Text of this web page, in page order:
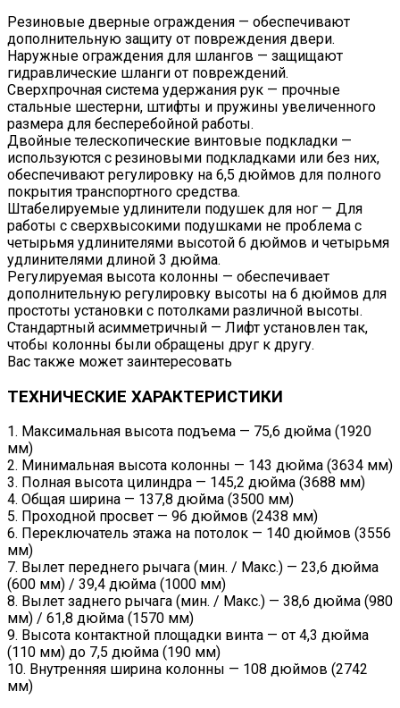
Резиновые дверные ограждения — обеспечивают
дополнительную защиту от повреждения двери.
Наружные ограждения для шлангов — защищают
гидравлические шланги от повреждений.
Сверхпрочная система удержания рук — прочные
стальные шестерни, штифты и пружины увеличенного
размера для бесперебойной работы.
Двойные телескопические винтовые подкладки —
используются с резиновыми подкладками или без них,
обеспечивают регулировку на 6,5 дюймов для полного
покрытия транспортного средства.
Штабелируемые удлинители подушек для ног — Для
работы с сверхвысокими подушками не проблема с
четырьмя удлинителями высотой 6 дюймов и четырьмя
удлинителями длиной 3 дюйма.
Регулируемая высота колонны — обеспечивает
дополнительную регулировку высоты на 6 дюймов для
простоты установки с потолками различной высоты.
Стандартный асимметричный — Лифт установлен так,
чтобы колонны были обращены друг к другу.
Вас также может заинтересовать
ТЕХНИЧЕСКИЕ ХАРАКТЕРИСТИКИ
1. Максимальная высота подъема — 75,6 дюйма (1920
мм)
2. Минимальная высота колонны — 143 дюйма (3634 мм)
3. Полная высота цилиндра — 145,2 дюйма (3688 мм)
4. Общая ширина — 137,8 дюйма (3500 мм)
5. Проходной просвет — 96 дюймов (2438 мм)
6. Переключатель этажа на потолок — 140 дюймов (3556
мм)
7. Вылет переднего рычага (мин. / Макс.) — 23,6 дюйма
(600 мм) / 39,4 дюйма (1000 мм)
8. Вылет заднего рычага (мин. / Макс.) — 38,6 дюйма (980
мм) / 61,8 дюйма (1570 мм)
9. Высота контактной площадки винта — от 4,3 дюйма
(110 мм) до 7,5 дюйма (190 мм)
10. Внутренняя ширина колонны — 108 дюймов (2742
мм)